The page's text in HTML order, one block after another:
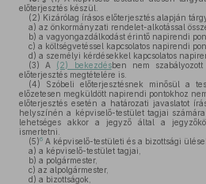
előterjesztés készül.
(2) Kizárólag írásos előterjesztés alapján
a) az önkormányzati rendelet-alkotással
b) a vagyongazdálkodást érintő napirendi
c) a költségvetéssel kapcsolatos napirendi
d) a személyi kérdésekkel kapcsolatos
(3) A (2) bekezdésben nem
előterjesztés megtételére is.
(4) Szóbeli előterjesztésnek minősül a
előzetesen megküldött napirendi pontokhoz
előterjesztés esetén a határozati javaslatot
helyszínén a képviselő-testület tagjai
lehetséges akkor a jegyző által a
ismertetni.
(5)6 A képviselő-testületi és a bizottsági
a) a képviselő-testület tagjai,
b) a polgármester,
c) az alpolgármester,
d) a bizottságok,